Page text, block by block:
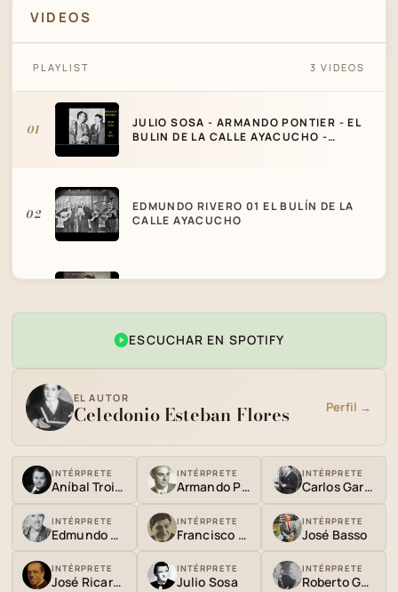
VIDEOS
BULIN DE LA CALLE AYACUCHO - TANGO EN
PLAYLIST 3 VIDEOS
01
JULIO SOSA - ARMANDO PONTIER - EL
BULIN DE LA CALLE AYACUCHO -
02
EDMUNDO RIVERO 01 EL BULÍN DE LA
CALLE AYACUCHO
ESCUCHAR EN SPOTIFY
EL AUTOR
Celedonio Esteban Flores Perfil →
INTÉRPRETE
Aníbal Troilo
INTÉRPRETE
Armando Pontier
INTÉRPRETE
Carlos Gardel
INTÉRPRETE
Edmundo Rivero
INTÉRPRETE
Francisco Fiorentino
INTÉRPRETE
José Basso
INTÉRPRETE
José Ricardo
INTÉRPRETE
Julio Sosa
INTÉRPRETE
Roberto Goyeneche